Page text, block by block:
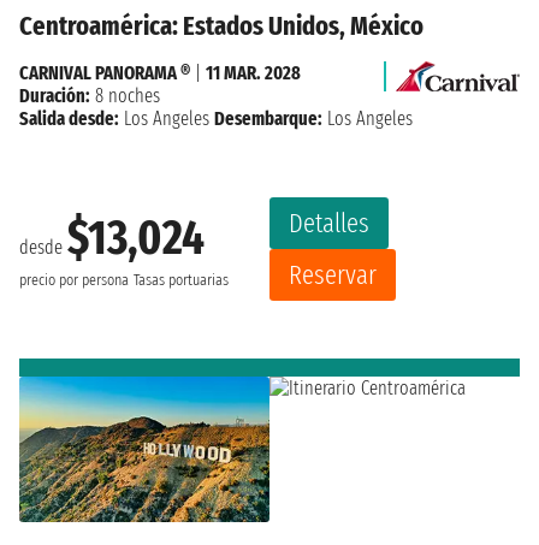
Centroamérica: Estados Unidos, México
desde $13,024
precio por persona Tasas portuarias
Detalles
Reservar
CARNIVAL PANORAMA ®
11 MAR. 2028
Duración: 8 noches
Salida desde: Los Angeles Desembarque: Los Angeles